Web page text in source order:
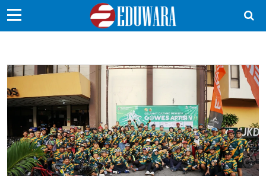
Sekolah Kita
Vokasi
Kampus
Idea
Sains